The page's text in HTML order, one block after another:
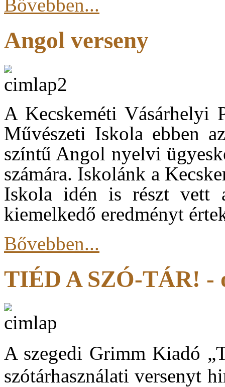
Bővebben...
Angol verseny
A Kecskeméti Vásárhelyi
Művészeti Iskola ebben
színtű Angol nyelvi
számára. Iskolánk a
Iskola idén is részt vett
kiemelkedő eredményt
Bővebben...
TIÉD A SZÓ-TÁR! -
A szegedi Grimm Kiadó
szótárhasználati versenyt